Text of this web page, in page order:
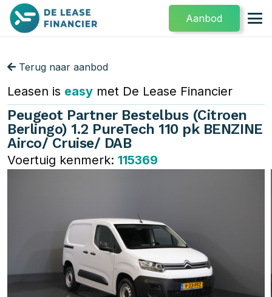
Aanbod
Terug naar aanbod
Leasen is easy met De Lease Financier
Peugeot Partner Bestelbus (Citroen
Berlingo) 1.2 PureTech 110 pk BENZINE
Airco/ Cruise/ DAB
Voertuig kenmerk: 115369